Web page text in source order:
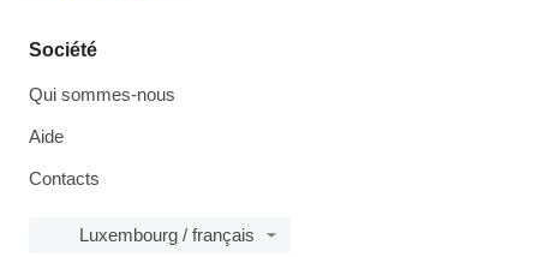
Société
Qui sommes-nous
Aide
Contacts
Luxembourg / français